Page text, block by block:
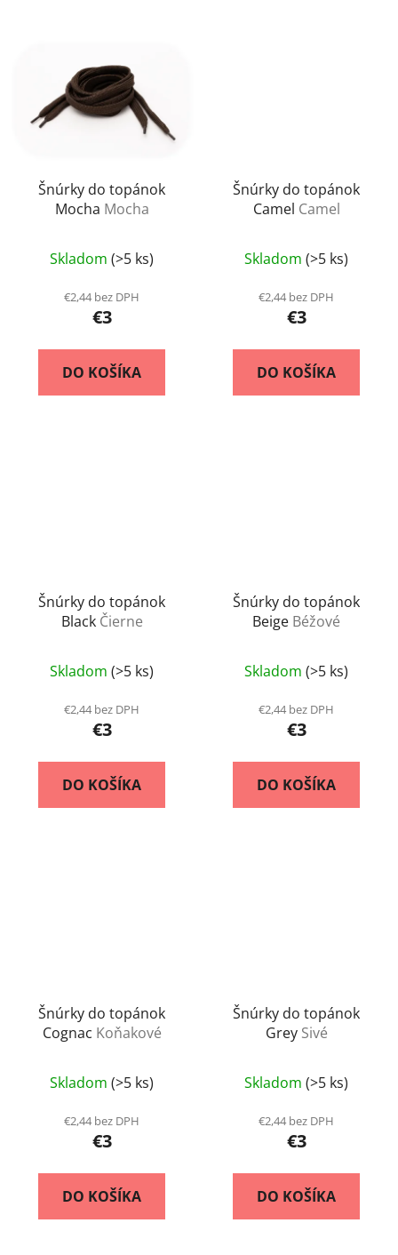
Šnúrky do topánok
Mocha Mocha
Skladom (>5 ks)
€2,44 bez DPH
€3
DO KOŠÍKA
Šnúrky do topánok
Camel Camel
Skladom (>5 ks)
€2,44 bez DPH
€3
DO KOŠÍKA
Šnúrky do topánok
Black Čierne
Skladom (>5 ks)
€2,44 bez DPH
€3
DO KOŠÍKA
Šnúrky do topánok
Beige Béžové
Skladom (>5 ks)
€2,44 bez DPH
€3
DO KOŠÍKA
Šnúrky do topánok
Cognac Koňakové
Skladom (>5 ks)
€2,44 bez DPH
€3
DO KOŠÍKA
Šnúrky do topánok
Grey Sivé
Skladom (>5 ks)
€2,44 bez DPH
€3
DO KOŠÍKA